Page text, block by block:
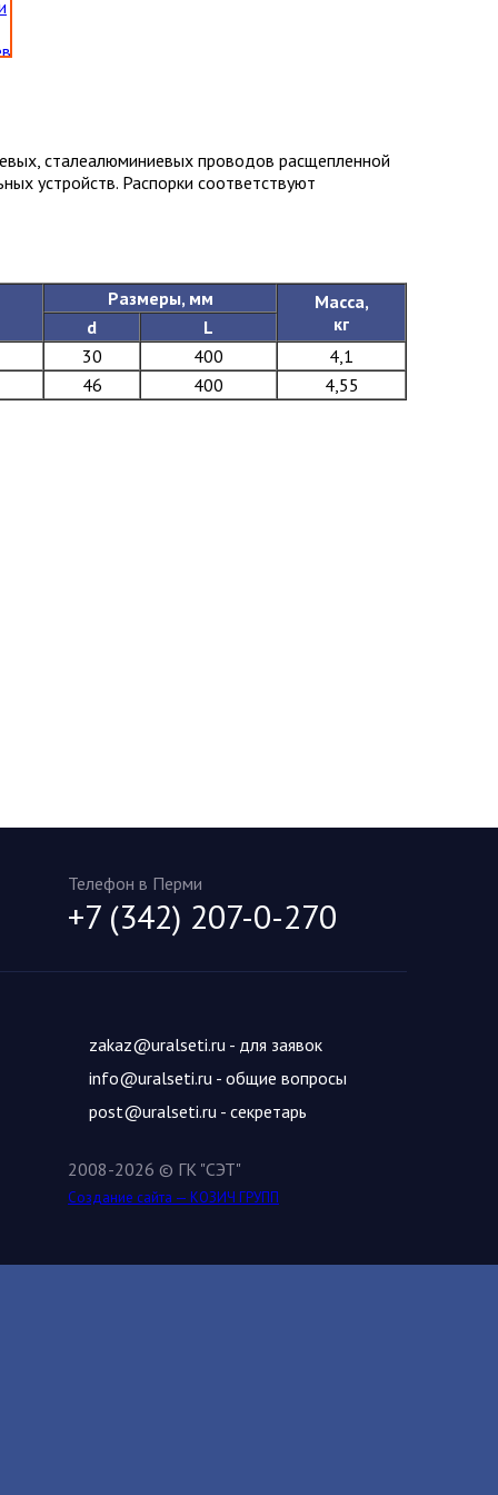
сталеалюминиевых проводов расщепленной
устройств. Распорки соответствуют
Размеры, мм
Масса,
кг
d
L
30 400
4,1
46 400 4,55
Телефон в Перми
+7 (342) 207-0-270
zakaz@uralseti.ru - для заявок
info@uralseti.ru - общие вопросы
post@uralseti.ru - секретарь
2008-2026 © ГК "СЭТ"
Создание сайта — КОЗИЧ ГРУПП